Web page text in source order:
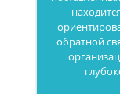
обратной